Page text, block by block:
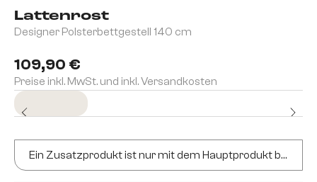
Lattenrost
Designer Polsterbettgestell 140 cm
109,90 €
Preise inkl. MwSt. und inkl. Versandkosten
Ein Zusatzprodukt ist nur mit dem Hauptprodukt bestellbar